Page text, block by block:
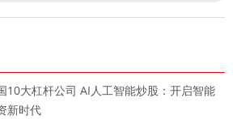
10大杠杆公司 AI人工智能炒股：开启智能
新时代